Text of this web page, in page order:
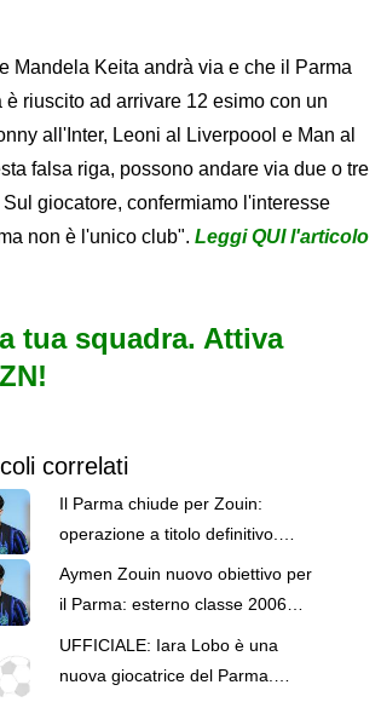
Mandela Keita andrà via e che il Parma
riuscito ad arrivare 12 esimo con un
all'Inter, Leoni al Liverpoool e Man al
falsa riga, possono andare via due o tre
giocatore, confermiamo l'interesse
non è l'unico club". Leggi QUI l'articolo
tua squadra. Attiva
correlati
Il Parma chiude per Zouin:
operazione a titolo definitivo.
L’Inter mantiene diritto di
recompra
Aymen Zouin nuovo obiettivo per
il Parma: esterno classe 2006
dell’Inter
UFFICIALE: Iara Lobo è una
nuova giocatrice del Parma.